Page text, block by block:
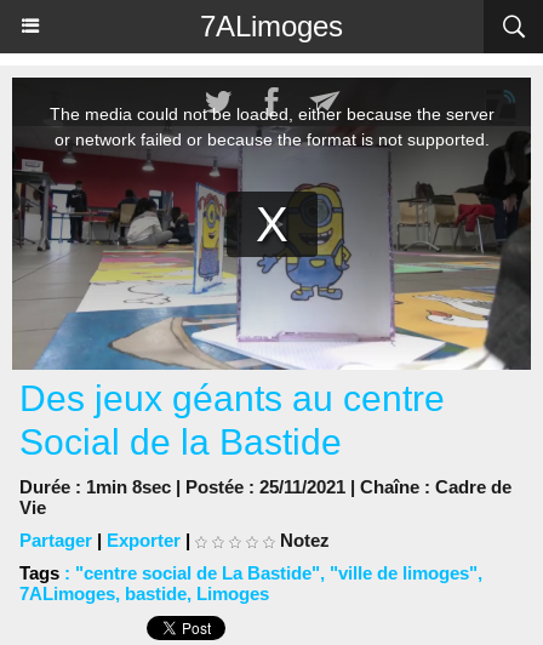
7ALimoges
Des jeux géants au centre
Social de la Bastide
Durée : 1min 8sec | Postée : 25/11/2021 | Chaîne : Cadre de
Vie
Partager | Exporter |
Notez
Tags : "centre social de La Bastide", "ville de limoges",
7ALimoges, bastide, Limoges